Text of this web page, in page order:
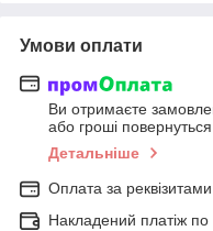
Умови оплати
Ви отримаєте
або гроші
Детальніше
Оплата за реквізитами
Накладений платіж по